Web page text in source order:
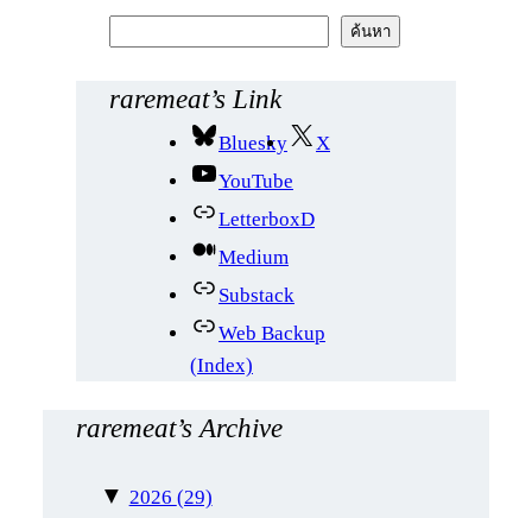
ห
ค้นหา
raremeat’s Link
Bluesky
X
YouTube
LetterboxD
Medium
Substack
Web Backup
(Index)
raremeat’s Archive
▼ 2026 (29)